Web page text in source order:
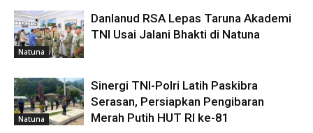
Natuna
Danlanud RSA Lepas Taruna Akademi
TNI Usai Jalani Bhakti di Natuna
Natuna
Sinergi TNI-Polri Latih Paskibra
Serasan, Persiapkan Pengibaran
Merah Putih HUT RI ke-81